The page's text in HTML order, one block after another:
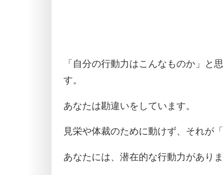
「自分の行動力はこんなものか」と
す。
あなたは勘違いをしています。
見栄や体裁のために動けず、それが
あなたには、潜在的な行動力がありま